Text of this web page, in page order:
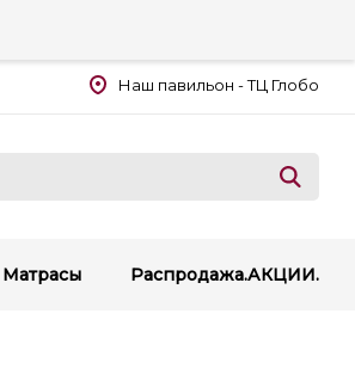
Наш павильон - ТЦ Глобо
Матрасы Распродажа.АКЦИИ.